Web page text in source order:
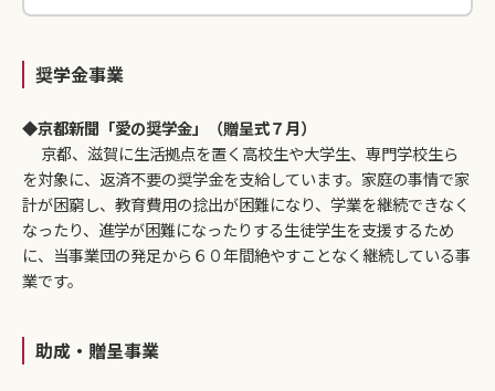
奨学金事業
◆京都新聞「愛の奨学金」（贈呈式７月）
京都、滋賀に生活拠点を置く高校生や大学生、専門学校生ら
を対象に、返済不要の奨学金を支給しています。家庭の事情で家
計が困窮し、教育費用の捻出が困難になり、学業を継続できなく
なったり、進学が困難になったりする生徒学生を支援するため
に、当事業団の発足から６０年間絶やすことなく継続している事
業です。
助成・贈呈事業